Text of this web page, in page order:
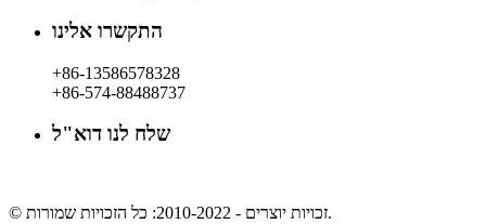
התקשרו אלינו
+86-13586578328
‎+86-574-88488737
שלח לנו דוא"ל
© זכויות יוצרים - 2010-2022: כל הזכויות שמורות.